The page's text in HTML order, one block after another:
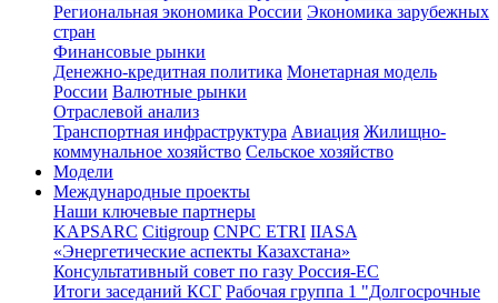
Региональная экономика России Экономика зарубежных
стран
Финансовые рынки
Денежно-кредитная политика Монетарная модель
России Валютные рынки
Отраслевой анализ
Транспортная инфраструктура Авиация Жилищно-
коммунальное хозяйство Сельское хозяйство
Модели
Международные проекты
Наши ключевые партнеры
KAPSARC Citigroup CNPC ETRI IIASA
«Энергетические аспекты Казахстана»
Консультативный совет по газу Россия-ЕС
Итоги заседаний КСГ Рабочая группа 1 "Долгосрочные